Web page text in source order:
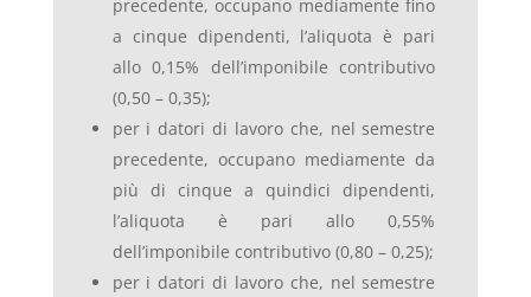
precedente, occupano mediamente fino
a cinque dipendenti, l’aliquota è pari
allo 0,15% dell’imponibile contributivo
(0,50 – 0,35);
per i datori di lavoro che, nel semestre
precedente, occupano mediamente da
più di cinque a quindici dipendenti,
l’aliquota è pari allo 0,55%
dell’imponibile contributivo (0,80 – 0,25);
per i datori di lavoro che, nel semestre